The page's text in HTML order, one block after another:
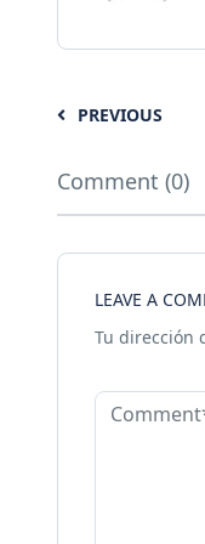
PREVIOUS
Comment (0)
LEAVE A
Tu dirección